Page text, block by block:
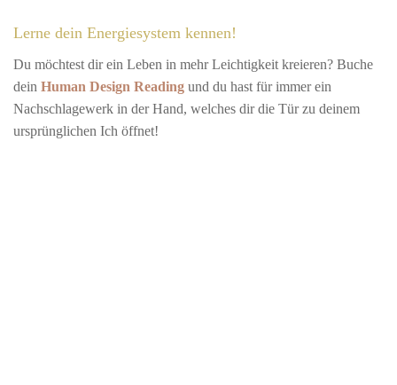
Lerne dein Energiesystem kennen!
Du möchtest dir ein Leben in mehr Leichtigkeit kreieren? Buche
dein Human Design Reading und du hast für immer ein
Nachschlagewerk in der Hand, welches dir die Tür zu deinem
ursprünglichen Ich öffnet!